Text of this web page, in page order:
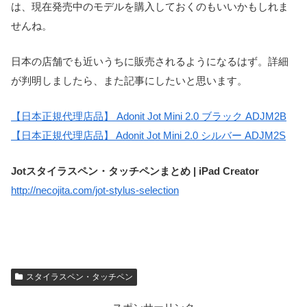
は、現在発売中のモデルを購入しておくのもいいかもしれま
せんね。
日本の店舗でも近いうちに販売されるようになるはず。詳細
が判明しましたら、また記事にしたいと思います。
【日本正規代理店品】 Adonit Jot Mini 2.0 ブラック ADJM2B
【日本正規代理店品】 Adonit Jot Mini 2.0 シルバー ADJM2S
Jotスタイラスペン・タッチペンまとめ | iPad Creator
http://necojita.com/jot-stylus-selection
スタイラスペン・タッチペン